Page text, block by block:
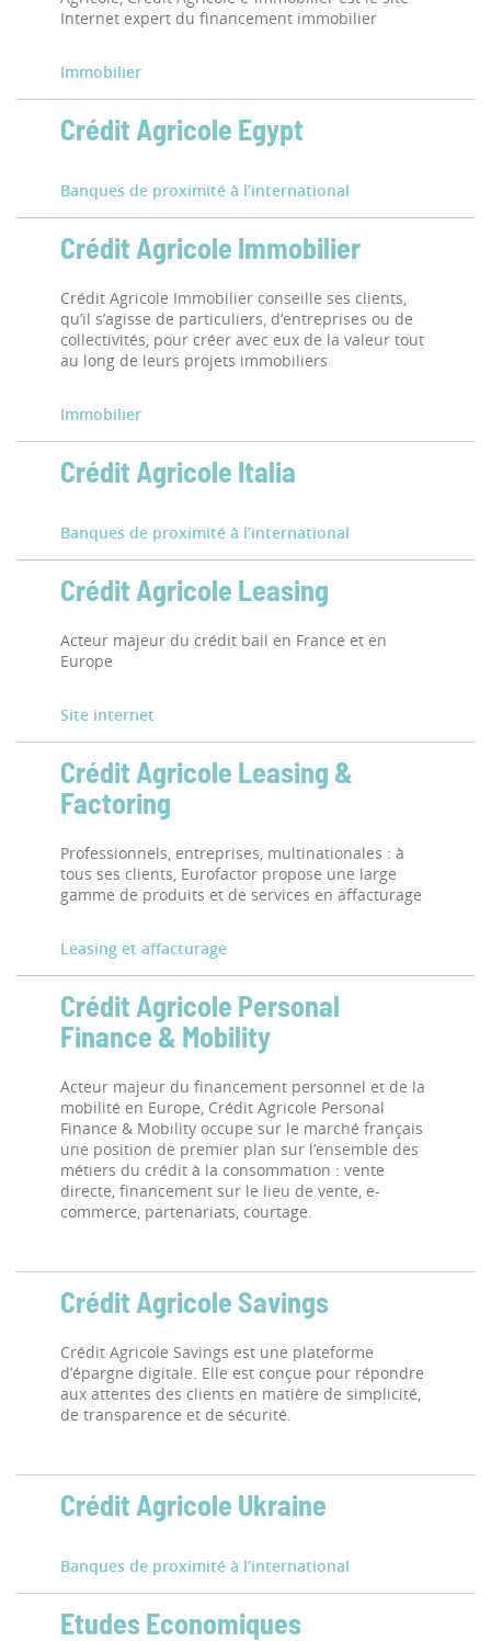
Internet expert du financement immobilier
Immobilier
Crédit Agricole Egypt
Banques de proximité à l’international
Crédit Agricole Immobilier
Crédit Agricole Immobilier conseille ses clients,
qu’il s’agisse de particuliers, d’entreprises ou de
collectivités, pour créer avec eux de la valeur tout
au long de leurs projets immobiliers
Immobilier
Crédit Agricole Italia
Banques de proximité à l’international
Crédit Agricole Leasing
Acteur majeur du crédit bail en France et en
Europe
Site internet
Crédit Agricole Leasing &
Factoring
Professionnels, entreprises, multinationales : à
tous ses clients, Eurofactor propose une large
gamme de produits et de services en affacturage
Leasing et affacturage
Crédit Agricole Personal
Finance & Mobility
Acteur majeur du financement personnel et de la
mobilité en Europe, Crédit Agricole Personal
Finance & Mobility occupe sur le marché français
une position de premier plan sur l’ensemble des
métiers du crédit à la consommation : vente
directe, financement sur le lieu de vente, e-
commerce, partenariats, courtage.
Crédit Agricole Savings
Crédit Agricole Savings est une plateforme
d’épargne digitale. Elle est conçue pour répondre
aux attentes des clients en matière de simplicité,
de transparence et de sécurité.
Crédit Agricole Ukraine
Banques de proximité à l’international
Etudes Economiques